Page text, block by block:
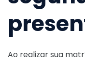
Ao realizar sua